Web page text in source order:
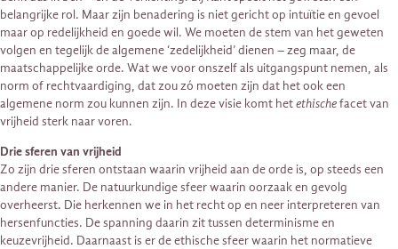
belangrijke rol. Maar zijn benadering is niet gericht op intuïtie en gevoel
maar op redelijkheid en goede wil. We moeten de stem van het geweten
volgen en tegelijk de algemene ‘zedelijkheid’ dienen – zeg maar, de
maatschappelijke orde. Wat we voor onszelf als uitgangspunt nemen, als
norm of rechtvaardiging, dat zou zó moeten zijn dat het ook een
algemene norm zou kunnen zijn. In deze visie komt hetethischefacet van
vrijheid sterk naar voren.
Drie sferen van vrijheid
Zo zijn drie sferen ontstaan waarin vrijheid aan de orde is, op steeds een
andere manier. De natuurkundige sfeer waarin oorzaak en gevolg
overheerst. Die herkennen we in het recht op en neer interpreteren van
hersenfuncties. De spanning daarin zit tussen determinisme en
keuzevrijheid. Daarnaast is er de ethische sfeer waarin het normatieve